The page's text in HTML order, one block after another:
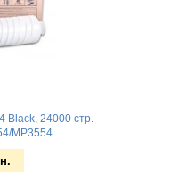
Black, 24000 стр.
MP3554